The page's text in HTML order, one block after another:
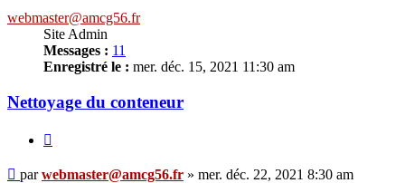
webmaster@amcg56.fr
Site Admin
Messages : 11
Enregistré le : mer. déc. 15, 2021 11:30 am
Nettoyage du conteneur
Message
parwebmaster@amcg56.fr » mer. déc. 22, 2021 8:30 am